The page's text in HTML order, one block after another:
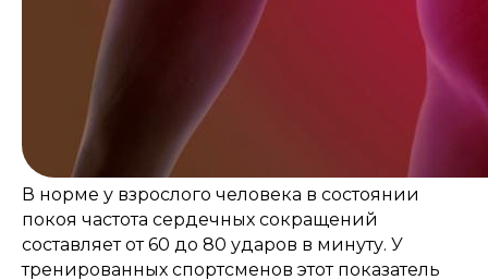
В норме у взрослого человека в состоянии
покоя частота сердечных сокращений
составляет от 60 до 80 ударов в минуту. У
тренированных спортсменов этот показатель